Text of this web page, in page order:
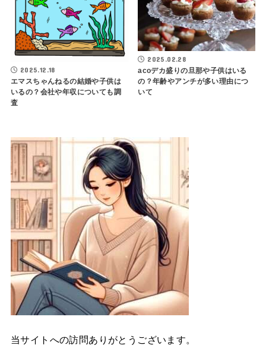
2025.12.18
エマスちゃんねるの結婚や子供は
いるの？会社や年収についても調
査
2025.02.28
acoデカ盛りの旦那や子供はいる
の？年齢やアンチが多い理由につ
いて
当サイトへの訪問ありがとうございます。